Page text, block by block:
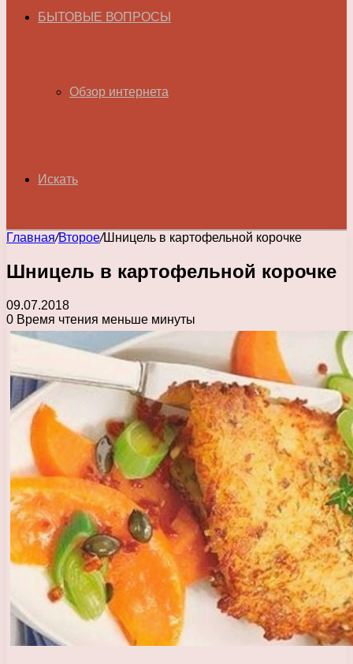
БЫТОВЫЕ ВОПРОСЫ
Обзор интернета
Искать
Главная/Второе/Шницель в картофельной корочке
Шницель в картофельной корочке
09.07.2018
0 Время чтения меньше минуты